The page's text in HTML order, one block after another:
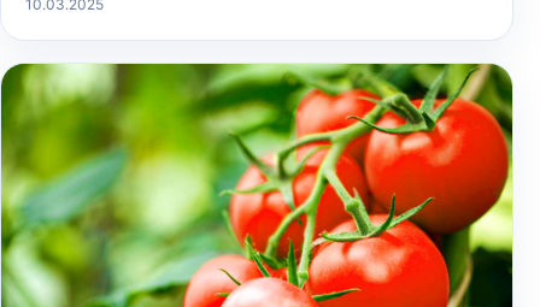
10.03.2025